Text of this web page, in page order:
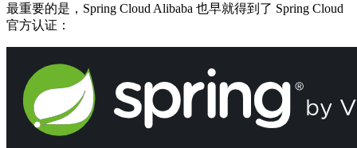
最重要的是，Spring Cloud Alibaba 也早就得到了 Spring Cloud
官方认证：